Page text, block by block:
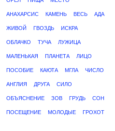
АНАХАРСИС КАМЕНЬ ВЕСЬ АДА
ЖИВОЙ ГВОЗДЬ ИСКРА
ОБЛАЧКО ТУЧА ЛУЖИЦА
МАЛЕНЬКАЯ ПЛАНЕТА ЛИЦО
ПОСОБИЕ КАЮТА МГЛА ЧИСЛО
АНГЛИЯ ДРУГА СИЛО
ОБЪЯСНЕНИЕ ЗОВ ГРУДЬ СОН
ПОСЕЩЕНИЕ МОЛОДЫЕ ГРОХОТ